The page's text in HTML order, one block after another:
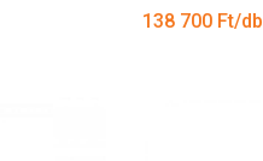
138 700 Ft/db